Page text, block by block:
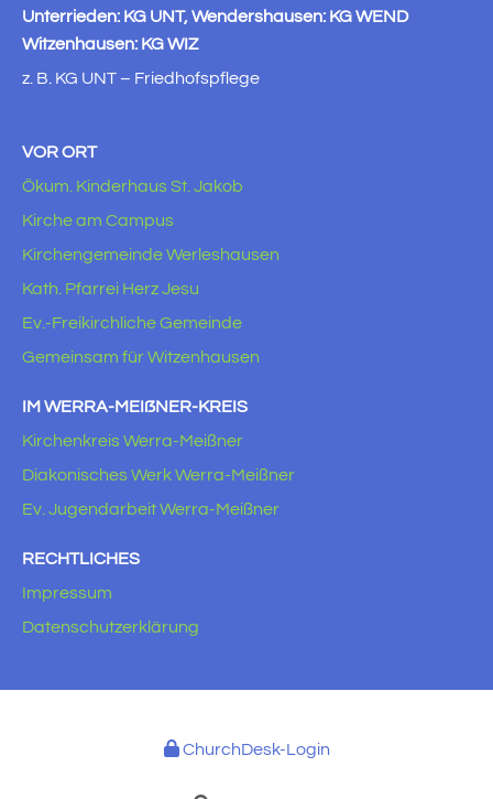
Unterrieden: KG UNT, Wendershausen: KG WEND
Witzenhausen: KG WIZ
z. B. KG UNT – Friedhofspflege
VOR ORT
Ökum. Kinderhaus St. Jakob
Kirche am Campus
Kirchengemeinde Werleshausen
Kath. Pfarrei Herz Jesu
Ev.-Freikirchliche Gemeinde
Gemeinsam für Witzenhausen
IM WERRA-MEIẞNER-KREIS
Kirchenkreis Werra-Meißner
Diakonisches Werk Werra-Meißner
Ev. Jugendarbeit Werra-Meißner
RECHTLICHES
Impressum
Datenschutzerklärung
ChurchDesk-Login